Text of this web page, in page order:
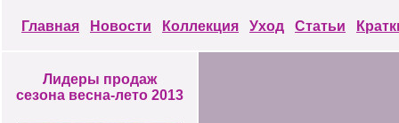
Главная Новости Коллекция Уход Статьи
Лидеры продаж
сезона весна-лето 2013